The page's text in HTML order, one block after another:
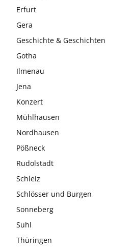
Erfurt
Gera
Geschichte & Geschichten
Gotha
Ilmenau
Jena
Konzert
Mühlhausen
Nordhausen
Pößneck
Rudolstadt
Schleiz
Schlösser und Burgen
Sonneberg
Suhl
Thüringen